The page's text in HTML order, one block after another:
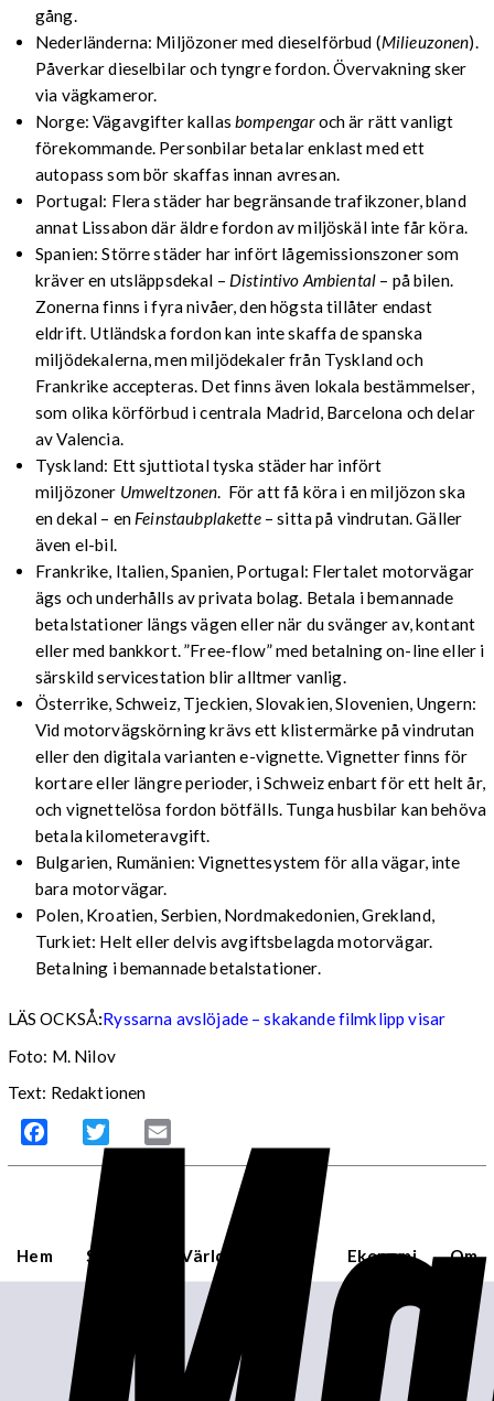
gång.
Nederländerna: Miljözoner med dieselförbud (Milieuzonen).
Påverkar dieselbilar och tyngre fordon. Övervakning sker
via vägkameror.
Norge: Vägavgifter kallas bompengaroch är rätt vanligt
förekommande. Personbilar betalar enklast med ett
autopass som bör skaffas innan avresan.
Portugal: Flera städer har begränsande trafikzoner, bland
annat Lissabon där äldre fordon av miljöskäl inte får köra.
Spanien: Större städer har infört lågemissionszoner som
kräver en utsläppsdekal – Distintivo Ambiental – på bilen.
Zonerna finns i fyra nivåer, den högsta tillåter endast
eldrift. Utländska fordon kan inte skaffa de spanska
miljödekalerna, men miljödekaler från Tyskland och
Frankrike accepteras. Det finns även lokala bestämmelser,
som olika körförbud i centrala Madrid, Barcelona och delar
av Valencia.
Tyskland: Ett sjuttiotal tyska städer har infört
miljözoner Umweltzonen . För att få köra i en miljözon ska
en dekal – en Feinstaubplakette– sitta på vindrutan. Gäller
även el-bil.
Frankrike, Italien, Spanien, Portugal: Flertalet motorvägar
ägs och underhålls av privata bolag. Betala i bemannade
betalstationer längs vägen eller när du svänger av, kontant
eller med bankkort. ”Free-flow” med betalning on-line eller i
särskild servicestation blir alltmer vanlig.
Österrike, Schweiz, Tjeckien, Slovakien, Slovenien, Ungern:
Vid motorvägskörning krävs ett klistermärke på vindrutan
eller den digitala varianten e-vignette. Vignetter finns för
kortare eller längre perioder, i Schweiz enbart för ett helt år,
och vignettelösa fordon bötfälls. Tunga husbilar kan behöva
betala kilometeravgift.
Bulgarien, Rumänien: Vignettesystem för alla vägar, inte
bara motorvägar.
Polen, Kroatien, Serbien, Nordmakedonien, Grekland,
Turkiet: Helt eller delvis avgiftsbelagda motorvägar.
Betalning i bemannade betalstationer.
LÄS OCKSÅ:Ryssarna avslöjade – skakande filmklipp visar
Foto: M. Nilov
Text: Redaktionen
Facebook Twitter
Hem Sverige Världen USA Ekonomi Om